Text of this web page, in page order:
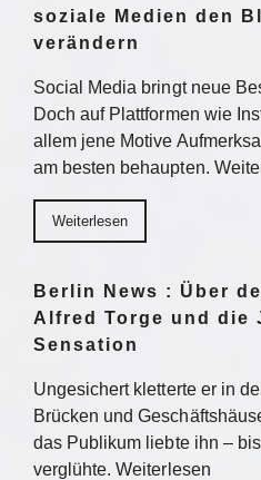
soziale Medien den
verändern
Social Media bringt neue
Doch auf Plattformen wie
allem jene Motive
am besten behaupten.
Weiterlesen
Berlin News : Über
Alfred Torge und die
Sensation
Ungesichert kletterte er in
Brücken und
das Publikum liebte ihn –
verglühte. Weiterlesen